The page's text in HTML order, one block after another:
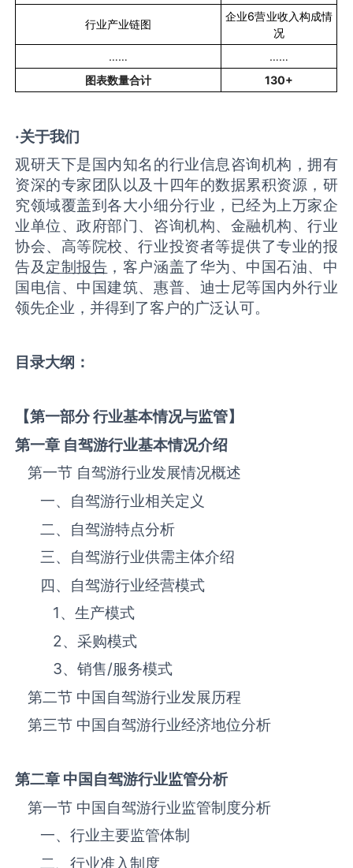
行业产业链图
企业6营业收入构成情
况
……
……
图表数量合计
130+
·关于我们
观研天下是国内知名的行业信息咨询机构，拥有
资深的专家团队以及十四年的数据累积资源，研
究领域覆盖到各大小细分行业，已经为上万家企
业单位、政府部门、咨询机构、金融机构、行业
协会、高等院校、行业投资者等提供了专业的报
告及定制报告 ，客户涵盖了华为、中国石油、中
国电信、中国建筑、惠普、迪士尼等国内外行业
领先企业，并得到了客户的广泛认可。
目录大纲：
【第一部分 行业基本情况与监管】
第一章 自驾游行业基本情况介绍
第一节 自驾游‌‌‌行业发展情况概述
一、自驾游‌‌‌行业相关定义
二、自驾游‌‌‌特点分析
三、自驾游‌‌‌行业供需主体介绍
四、自驾游‌‌‌行业经营模式
1、生产模式
2、采购模式
3、销售/服务模式
第二节 中国自驾游‌‌‌行业发展历程
第三节 中国自驾游行业经济地位分析
第二章 中国自驾游行业监管分析
第一节 中国自驾游‌‌‌行业监管制度分析
一、行业主要监管体制
二、行业准入制度